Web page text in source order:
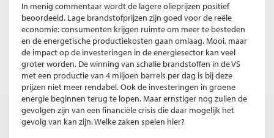
In menig commentaar wordt de lagere olieprijzen positief
beoordeeld. Lage brandstofprijzen zijn goed voor de reële
economie: consumenten krijgen ruimte om meer te besteden
en de energetische productiekosten gaan omlaag. Mooi, maar
de impact op de investeringen in de energiesector kan veel
groter worden. De winning van schalie brandstoffen in de VS
met een productie van 4 miljoen barrels per dag is bij deze
prijzen niet meer rendabel. Ook de investeringen in groene
energie beginnen terug te lopen. Maar ernstiger nog zullen de
gevolgen zijn van een financiële crisis die daar mogelijk het
gevolg van kan zijn. Welke zaken spelen hier?